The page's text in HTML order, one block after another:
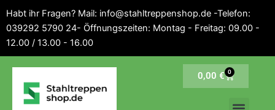
springen
Habt ihr Fragen? Mail: info@stahltreppenshop.de -Telefon:
039292 5790 24- Öffnungszeiten: Montag - Freitag: 09.00 -
12.00 / 13.00 - 16.00
0,00 € 0
Warenkorb